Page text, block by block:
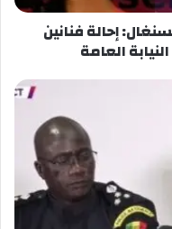
وقد وُضعت خطة مراقبة تبدأ في 5 مايو وتستمر 41
محمدو مختار
الرسمية.
إحالة فنانين
العامة